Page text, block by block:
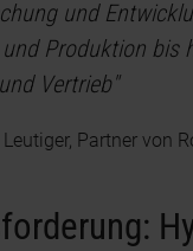
und
Produktion bis
Vertrieb"
Partner von